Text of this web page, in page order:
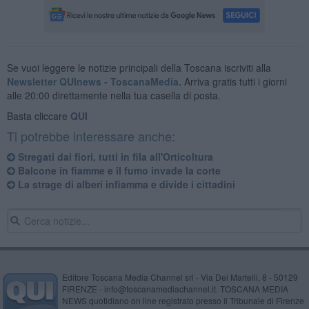
Se vuoi leggere le notizie principali della Toscana iscriviti alla
Newsletter QUInews - ToscanaMedia. Arriva gratis tutti i giorni
alle 20:00 direttamente nella tua casella di posta.
Basta cliccare QUI
Ti potrebbe interessare anche:
Stregati dai fiori, tutti in fila all'Orticoltura
Balcone in fiamme e il fumo invade la corte
La strage di alberi infiamma e divide i cittadini
Editore Toscana Media Channel srl - Via Dei Martelli, 8 - 50129
FIRENZE - info@toscanamediachannel.it. TOSCANA MEDIA
NEWS quotidiano on line registrato presso il Tribunale di Firenze